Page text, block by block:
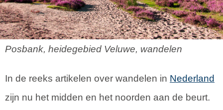
Posbank, heidegebied Veluwe, wandelen
In de reeks artikelen over wandelen in Nederland
zijn nu het midden en het noorden aan de beurt.